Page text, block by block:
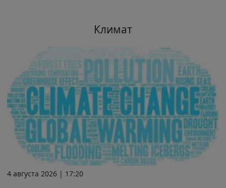
Климат
4 августа 2026 | 17:20